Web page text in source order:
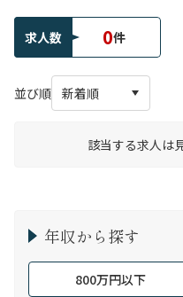
求人数 0件
並び順
該当する求人は
年収から探す
800万円以下